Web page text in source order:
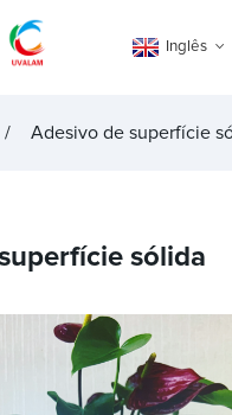
Inglês
Adesivo de superfície
sólida